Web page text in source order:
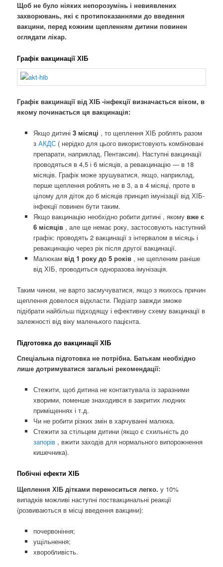
Щоб не було ніяких непорозумінь і невиявлених
захворювань, які є протипоказаннями до введення
вакцини, перед кожним щепленням дитини повинен
оглядати лікар.
Графік вакцинації ХІБ
Графік вакцинації від ХІБ -інфекції визначається віком, в
якому починається ця вакцинація:
Якщо дитині 3 місяці , то щеплення ХІБ роблять разом
з АКДС ( нерідко для цього використовують комбіновані
препарати, наприклад, Пентаксим). Наступні вакцинації
проводяться в 4,5 і 6 місяців, а ревакцинацію — в 18
місяців. Графік може зрушуватися, якщо, наприклад,
перше щеплення роблять не в 3, а в 4 місяці, проте в
цілому для діток до 6 місяців принцип імунізації від ХІБ-
інфекції повинен бути таким.
Якщо вакцинацію необхідно робити дитині , якому вже є
6 місяців , але ще немає року, застосовують наступний
графік: проводять 2 вакцинації з інтервалом в місяць і
ревакцинацію через рік після другої вакцинації.
Малюкам від 1 року до 5 років , не щепленим раніше
від ХІБ, проводиться одноразова імунізація.
Таким чином, не варто засмучуватися, якщо з якихось причин
щеплення довелося відкласти. Педіатр завжди зможе
підібрати найбільш підходящу і ефективну схему вакцинації в
залежності від віку маленького пацієнта.
Підготовка до вакцинації ХІБ
Спеціальна підготовка не потрібна. Батькам необхідно
лише дотримуватися загальні рекомендації:
Стежити, щоб дитина не контактувала із заразними
хворими, поменше знаходився в закритих людних
приміщеннях і т.д.
Чи не робити різких змін в харчуванні малюка.
Стежити за стільцем дитини (якщо є схильність до
запорів , вжити заходів для нормального випорожнення
кишечника).
Побічні ефекти ХІБ
Щеплення ХІБ дітками переноситься легко.у 10%
випадків можливі наступні поствакцинальні реакції
(розвиваються в місці введення вакцини):
почервоніння;
ущільнення;
хворобливість.